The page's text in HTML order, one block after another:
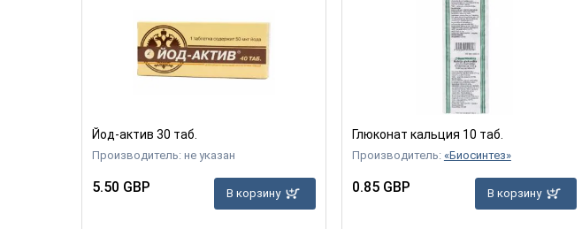
Йод-актив 30 таб.
Производитель: не указан
5.50 GBP В корзину
Глюконат кальция 10 таб.
Производитель: «Биосинтез»
0.85 GBP В корзину